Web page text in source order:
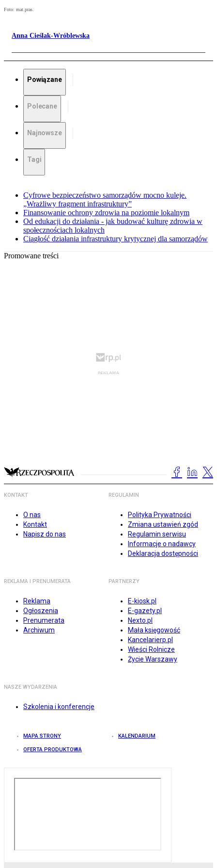
Foto: mat.pras.
Anna Cieślak-Wróblewska
Powiązane
Polecane
Najnowsze
Tagi
Cyfrowe bezpieczeństwo samorządów mocno kuleje.
„Wrażliwy fragment infrastruktury”
Finansowanie ochrony zdrowia na poziomie lokalnym
Od edukacji do działania - jak budować kulturę zdrowia w
społecznościach lokalnych
Ciągłość działania infrastruktury krytycznej dla samorządów
Promowane treści
KONTAKT
O nas
Kontakt
Napisz do nas
REGULAMIN
Polityka Prywatności
Zmiana ustawień zgód
Regulamin serwisu
Informacje o nadawcy
Deklaracja dostępności
REKLAMA I PRENUMERATA
Reklama
Ogłoszenia
Prenumerata
Archiwum
PARTNERZY
E-kiosk.pl
E-gazety.pl
Nexto.pl
Mała księgowość
Kancelarierp.pl
Wieści Rolnicze
Życie Warszawy
NASZE WYDARZENIA
Szkolenia i konferencje
MAPA STRONY KALENDARIUM
OFERTA PRODUKTOWA